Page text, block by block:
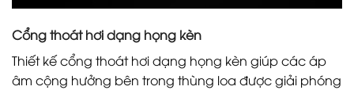
Cổng thoát hơi dạng họng kèn
Thiết kế cổng thoát hơi dạng họng kèn giúp các áp
âm cộng hưởng bên trong thùng loa được giải phóng